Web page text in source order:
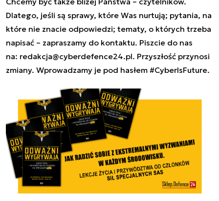
Dlatego, jeśli są sprawy, które Was nurtują; pytania, na
które nie znacie odpowiedzi; tematy, o których trzeba
napisać – zapraszamy do kontaktu. Piszcie do nas
na: redakcja@cyberdefence24.pl. Przyszłość przynosi
zmiany. Wprowadzamy je pod hasłem #CyberIsFuture.